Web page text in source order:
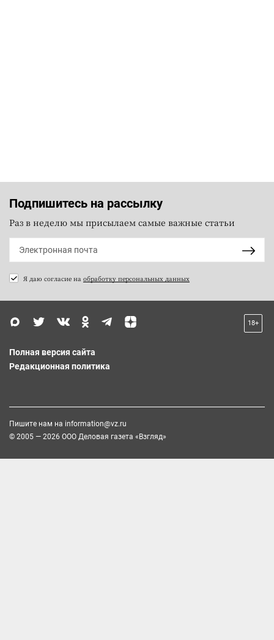
Подпишитесь на рассылку
Раз в неделю мы присылаем самые важные статьи
Я даю согласие на обработку персональных данных
18+
Полная версия сайта
Редакционная политика
Пишите нам на information@vz.ru
© 2005 — 2026 ООО Деловая газета «Взгляд»